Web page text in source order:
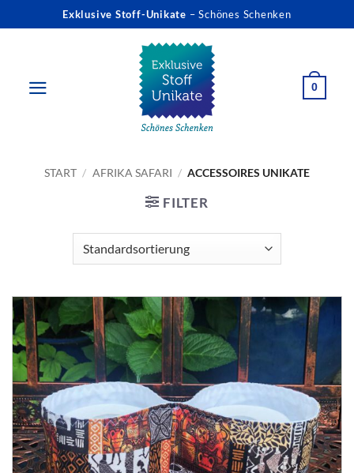
Inhalt
Exklusive Stoff-Unikate – Schönes Schenken
0
START / AFRIKA SAFARI / ACCESSOIRES UNIKATE
FILTER